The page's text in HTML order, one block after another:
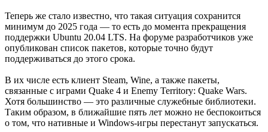
Теперь же стало известно, что такая ситуация сохранится
минимум до 2025 года — то есть до момента прекращения
поддержки Ubuntu 20.04 LTS. На форуме разработчиков уже
опубликован список пакетов, которые точно будут
поддерживаться до этого срока.
В их числе есть клиент Steam, Wine, а также пакеты,
связанные с играми Quake 4 и Enemy Territory: Quake Wars.
Хотя большинство — это различные служебные библиотеки.
Таким образом, в ближайшие пять лет можно не беспокоиться
о том, что нативные и Windows-игры перестанут запускаться.